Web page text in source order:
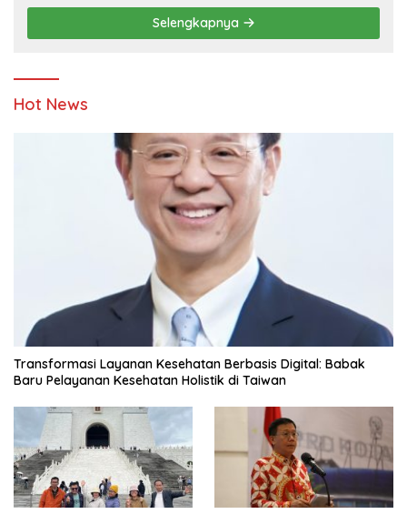
Pendidikan
Selengkapnya
Hot News
Transformasi Layanan Kesehatan Berbasis Digital: Babak
Baru Pelayanan Kesehatan Holistik di Taiwan